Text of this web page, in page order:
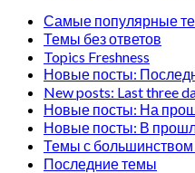
Самые популярные
Темы без ответов
Topics Freshness
Новые посты:
New posts: Last three
Новые посты: На
Новые посты: В
Темы с большинством
Последние темы